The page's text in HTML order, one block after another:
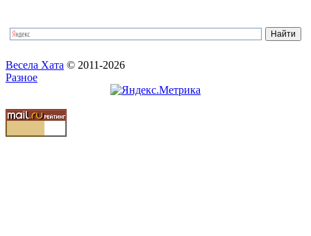
Весела Хата © 2011-2026
Разное